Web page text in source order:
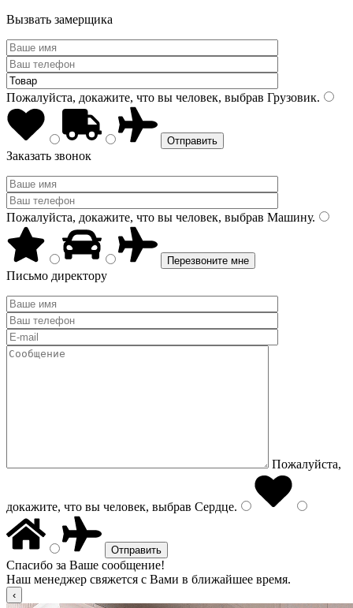
Вызвать замерщика
Пожалуйста, докажите, что вы человек, выбрав Грузовик.
Заказать звонок
Пожалуйста, докажите, что вы человек, выбрав Машину.
Письмо директору
Пожалуйста,
докажите, что вы человек, выбрав Сердце.
Спасибо за Ваше сообщение!
Наш менеджер свяжется с Вами в ближайшее время.